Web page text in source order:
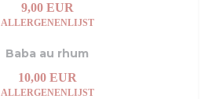
9,00 EUR
ALLERGENENLIJST
Baba au rhum
10,00 EUR
ALLERGENENLIJST